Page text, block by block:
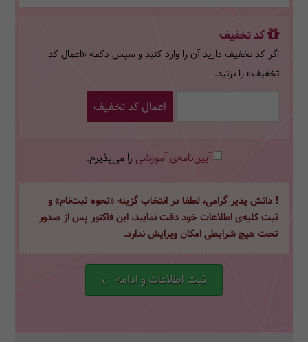
کد تخفیف
اگر کد تخفیف دارید آن را وارد کنید و سپس دکمه «اعمال کد
تخفیف» را بزنید.
اعمال کد تخفیف
آیین‌نامه‌ی آموزشی را می‌پذیرم.
دانش پذیر گرامی، لطفا در انتخاب گزینه «نحوه ثبت‌نام» و
ثبت کلیه‌ی اطلاعات خود دقت نمایید، این فاکتور پس از صدور
تحت هیچ شرایطی امکان ویرایش ندارد.
ثبت اطلاعات و ادامه